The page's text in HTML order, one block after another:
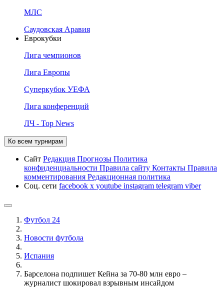
МЛС
Саудовская Аравия
Еврокубки
Лига чемпионов
Лига Европы
Суперкубок УЕФА
Лига конференций
ЛЧ - Top News
Ко всем турнирам
Сайт Редакция Прогнозы Политика
конфиденциальности Правила сайту Контакты Правила
комментирования Редакционная политика
Соц. сети facebook x youtube instagram telegram viber
Футбол 24
Новости футбола
Испания
Барселона подпишет Кейна за 70-80 млн евро –
журналист шокировал взрывным инсайдом